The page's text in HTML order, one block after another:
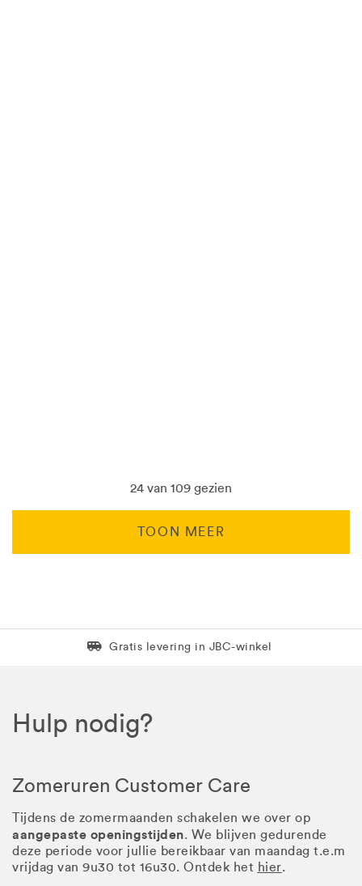
24 van 109 gezien
TOON MEER
Levering in 1 pakket
Gratis levering in JBC-winkel
Hulp nodig?
Zomeruren Customer Care
Tijdens de zomermaanden schakelen we over op
aangepaste openingstijden. We blijven gedurende
deze periode voor jullie bereikbaar van maandag t.e.m
vrijdag van 9u30 tot 16u30. Ontdek het hier.